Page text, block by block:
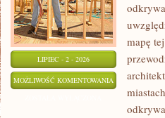
LIPIEC - 2 - 2026
MOŻLIWOŚĆ KOMENTOWANIA ŚWIDNICA
mapę